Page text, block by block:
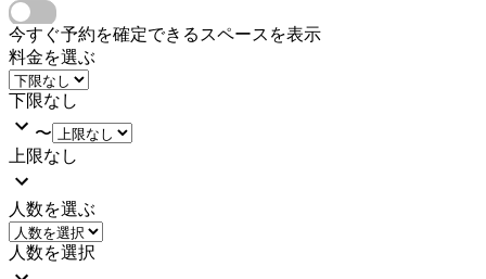
今すぐ予約を確定できるスペースを表示
料金を選ぶ
下限なし
〜
上限なし
人数を選ぶ
人数を選択